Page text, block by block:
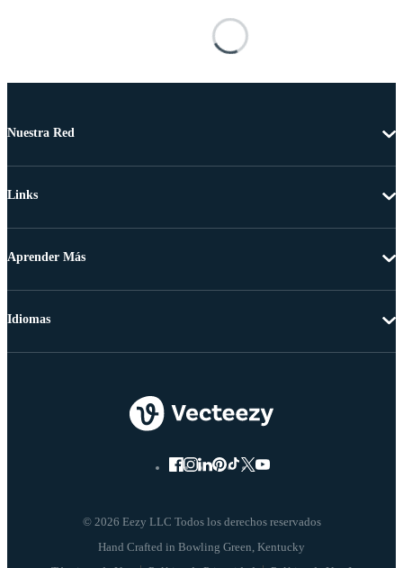
Nuestra Red
Links
Aprender Más
© 2026 Eezy LLC Todos los derechos reservados
Idiomas